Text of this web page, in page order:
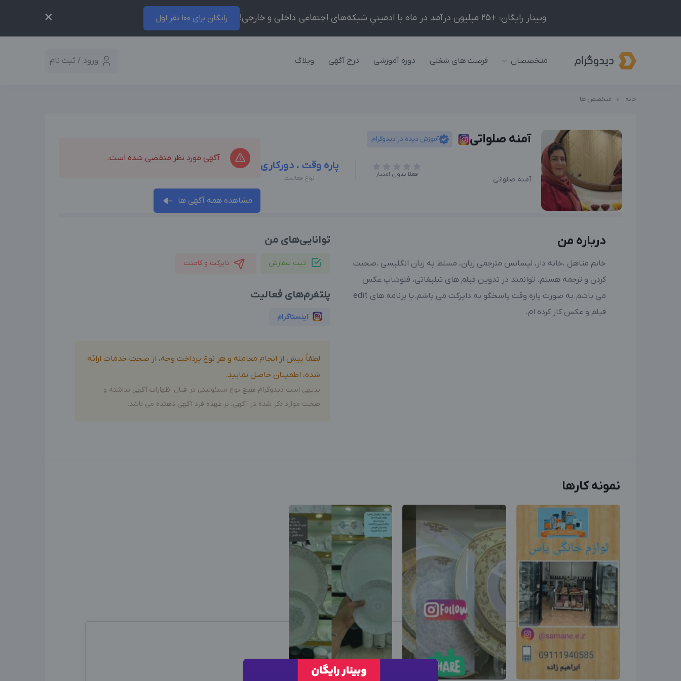
وبینار رایگان: +25 میلیون درآمد در ماه با ادمینیِ شبکه‌های اجتماعی داخلی و خارجی! رایگان برای 100 نفر اول ×
متخصصان فرصت های شغلی دوره آموزشی درج آگهی وبلاگ ورود / ثبت نام
خانه متخصص ها
آمنه صلواتی آموزش دیده در دیدوگرام
آمنه صلواتی
فعلا بدون امتیاز
پاره وقت ، دورکاری
نوع فعالیت
آگهی مورد نظر منقضی شده است.
مشاهده همه آگهی ها
درباره من
خانم متاهل ،خانه دار، لیسانس مترجمی زبان، مسلط به زبان انگلیسی ،صحبت
کردن و ترجمه هستم. توانمند در تدوین فیلم های تبلیغاتی، فتوشاپ عکس
می باشم.به صورت پاره وقت پاسخگو به دایرکت می باشم.با برنامه های edit
فیلم و عکس کار کرده ام.
توانایی‌های من
ثبت سفارش دایرکت و کامنت
پلتفرم‌های فعالیت
اینستاگرام
لطفاً پیش از انجام معامله و هر نوع پرداخت وجه، از صحت خدمات ارائه
شده، اطمینان حاصل نمایید.
بدیهی است دیدوگرام هیچ نوع مسئولیتی در قبال اظهارات آگهی نداشته و
صحت موارد ذکر شده در آگهی، بر عهده فرد آگهی دهنده می باشد.
این متخصص استخدام
نمونه کارها